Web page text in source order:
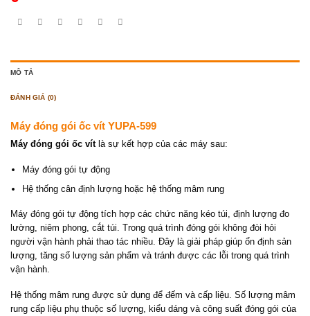
MÔ TẢ
ĐÁNH GIÁ (0)
Máy đóng gói ốc vít YUPA-599
Máy đóng gói ốc vítlà sự kết hợp của các máy sau:
Máy đóng gói tự động
Hệ thống cân định lượng hoặc hệ thống mâm rung
Máy đóng gói tự động tích hợp các chức năng kéo túi, định lượng đo
lường, niêm phong, cắt túi. Trong quá trình đóng gói không đòi hỏi
người vận hành phải thao tác nhiều. Đây là giải pháp giúp ổn định sản
lượng, tăng số lượng sản phẩm và tránh được các lỗi trong quá trình
vận hành.
Hệ thống mâm rung được sử dụng để đếm và cấp liệu. Số lượng mâm
rung cấp liệu phụ thuộc số lượng, kiểu dáng và công suất đóng gói của